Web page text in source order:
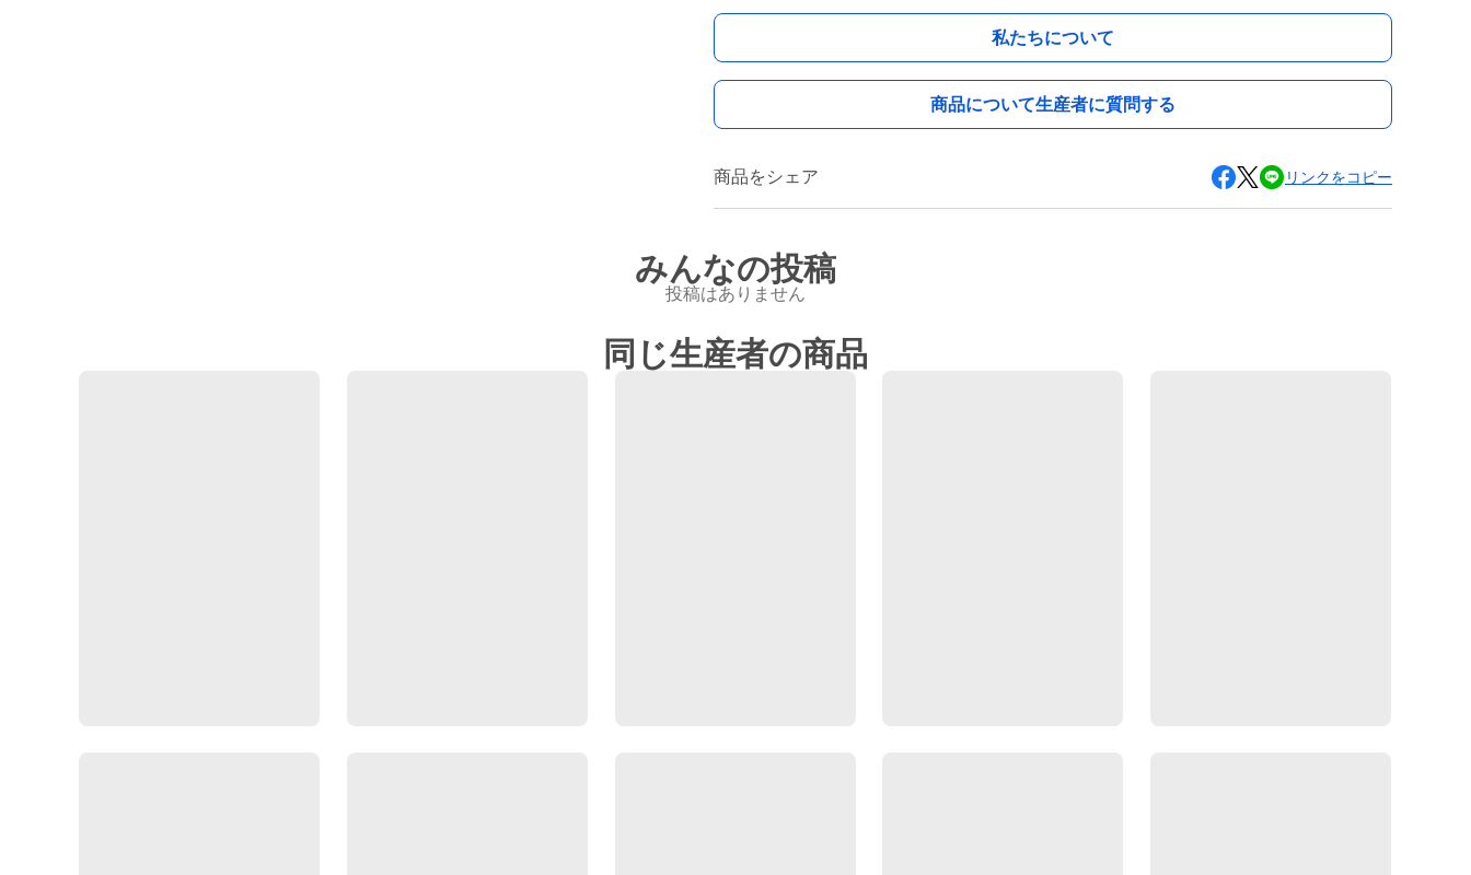
私たちについて
商品について生産者に質問する
商品をシェア リンクをコピー
みんなの投稿
投稿はありません
同じ生産者の商品